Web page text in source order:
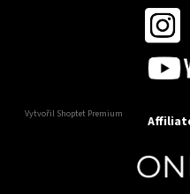
Vytvořil Shoptet Premium